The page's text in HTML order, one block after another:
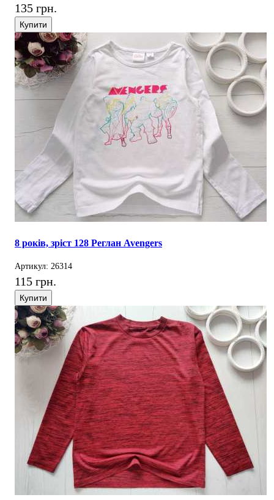
135 грн.
Купити
8 років, зріст 128 Реглан Avengers
Артикул: 26314
115 грн.
Купити